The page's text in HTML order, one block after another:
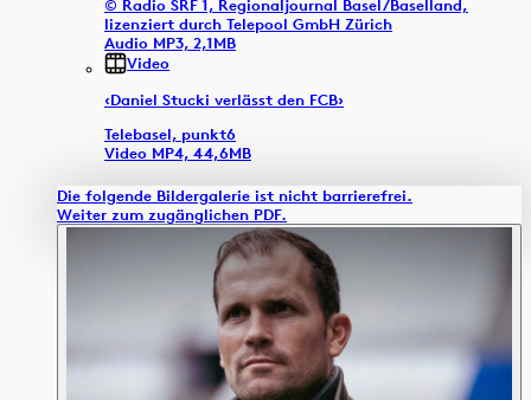
© Radio SRF 1, Regionaljournal Basel/Baselland,
lizenziert durch Telepool GmbH Zürich
Audio MP3, 2,1MB
Video
‹Daniel Stucki verlässt den FCB›
Telebasel, punkt6
Video MP4, 44,6MB
Die folgende Bildergalerie ist nicht barrierefrei.
Weiter zum zugänglichen PDF.